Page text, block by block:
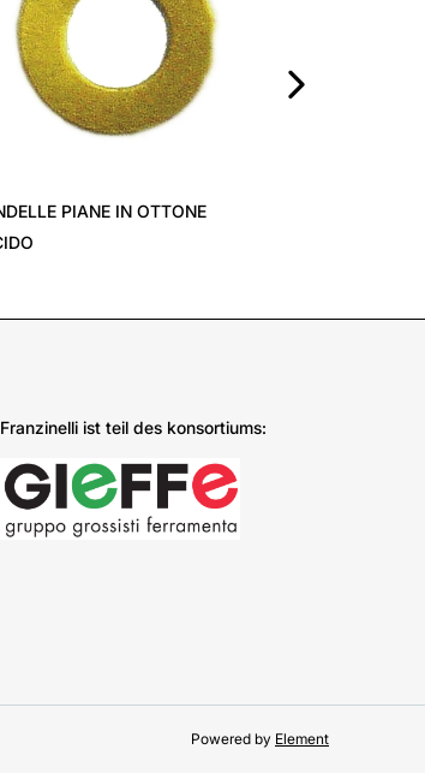
Franzinelli ist teil des konsortiums:
Powered by Element